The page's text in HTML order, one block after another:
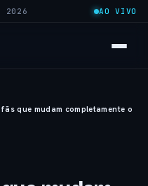
2026 AO VIVO
que mudam completamente o